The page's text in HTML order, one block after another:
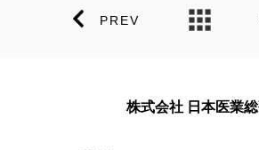
PREV
株式会社 日本医業